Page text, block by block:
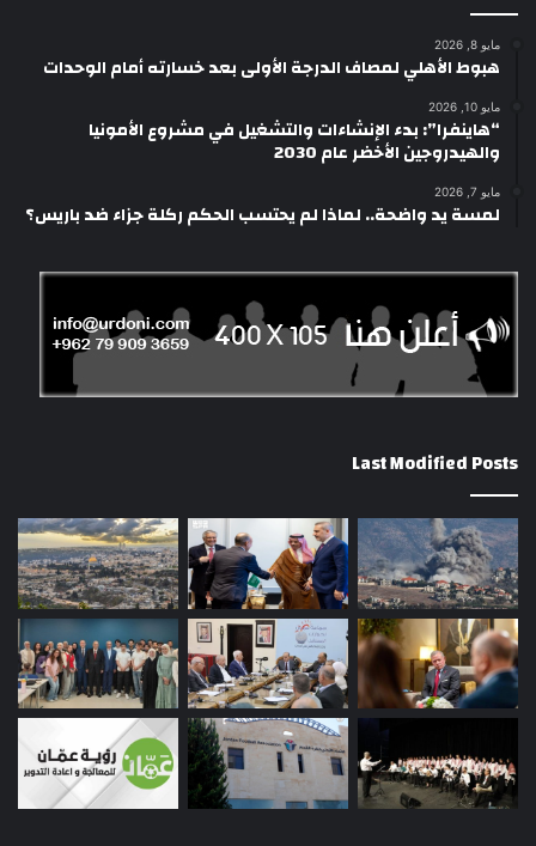
مايو 8, 2026
هبوط الأهلي لمصاف الدرجة الأولى بعد خسارته أمام الوحدات
مايو 10, 2026
“هاينفرا”: بدء الإنشاءات والتشغيل في مشروع الأمونيا
والهيدروجين الأخضر عام 2030
مايو 7, 2026
لمسة يد واضحة.. لماذا لم يحتسب الحكم ركلة جزاء ضد باريس؟
Last Modified Posts